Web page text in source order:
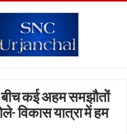
बीच कई अहम समझौतों
विकास यात्रा में हम